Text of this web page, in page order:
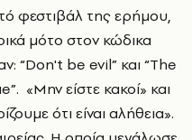
φεστιβάλ της ερήμου,
μότο στον κώδικα
“Don't be evil” και “The
«Μην είστε κακοί» και
ότι είναι αλήθεια».